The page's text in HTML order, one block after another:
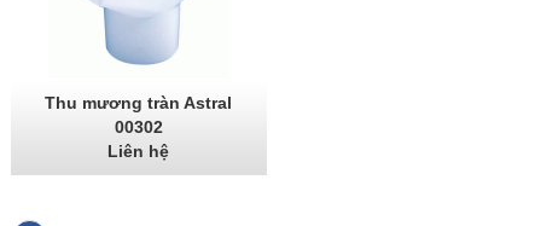
Thu mương tràn Astral
00302
Liên hệ